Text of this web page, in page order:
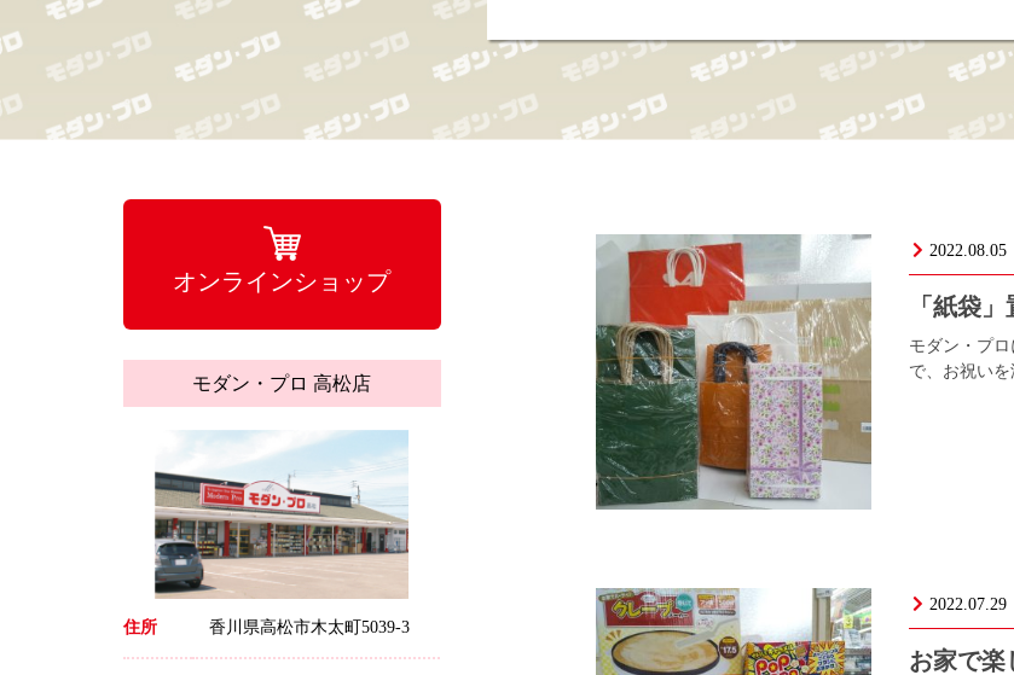
2022.08.05
「紙
モダン・プ
で、お祝い
2022.07.29
お家で
オンラインショップ
モダン・プロ 高松店
住所 香川県高松市木太町5039-3